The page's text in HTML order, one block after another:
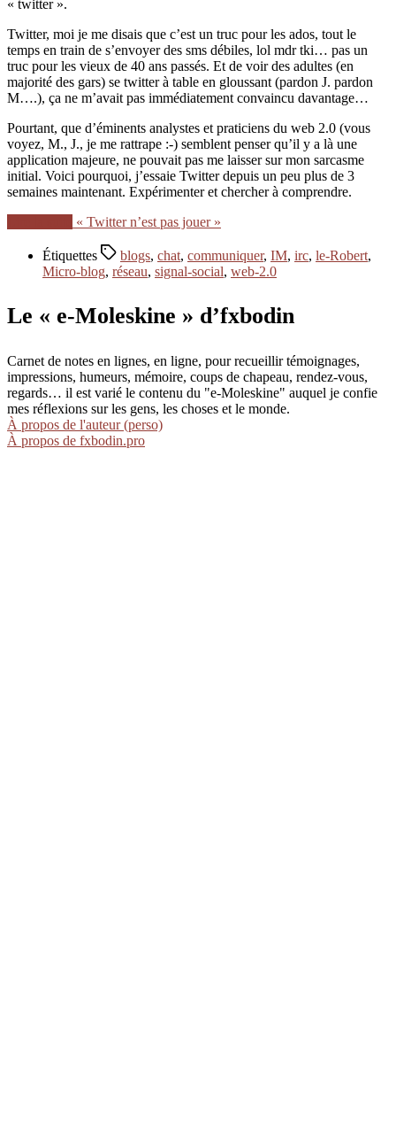
« twitter ».
Twitter, moi je me disais que c’est un truc pour les ados, tout le
temps en train de s’envoyer des sms débiles, lol mdr tki… pas un
truc pour les vieux de 40 ans passés. Et de voir des adultes (en
majorité des gars) se twitter à table en gloussant (pardon J. pardon
M….), ça ne m’avait pas immédiatement convaincu davantage…
Pourtant, que d’éminents analystes et praticiens du web 2.0 (vous
voyez, M., J., je me rattrape :-) semblent penser qu’il y a là une
application majeure, ne pouvait pas me laisser sur mon sarcasme
initial. Voici pourquoi, j’essaie Twitter depuis un peu plus de 3
semaines maintenant. Expérimenter et chercher à comprendre.
« Twitter n’est pas jouer »
Étiquettes blogs, chat, communiquer, IM, irc, le-Robert,
Micro-blog, réseau, signal-social, web-2.0
Le « e-Moleskine » d’fxbodin
Carnet de notes en lignes, en ligne, pour recueillir témoignages,
impressions, humeurs, mémoire, coups de chapeau, rendez-vous,
regards… il est varié le contenu du "e-Moleskine" auquel je confie
mes réflexions sur les gens, les choses et le monde.
À propos de l'auteur (perso)
À propos de fxbodin.pro